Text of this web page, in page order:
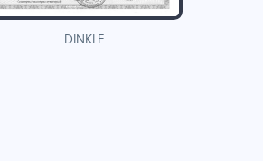
DINKLE